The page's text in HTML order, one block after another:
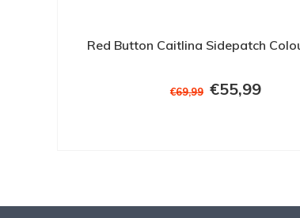
Red Button Caitlina Sidepatch
€69,99 €55,99